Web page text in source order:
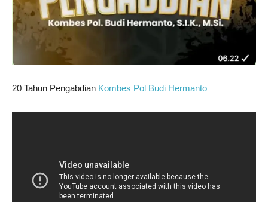
20 Tahun Pengabdian Kombes Pol Budi Hermanto